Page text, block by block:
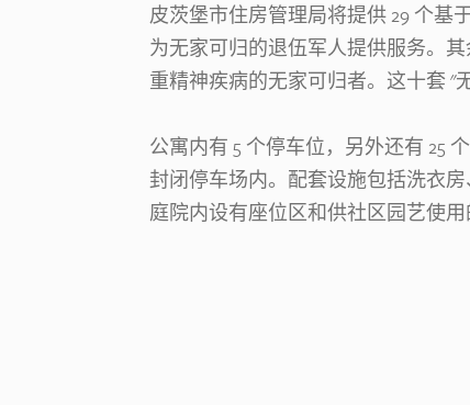
皮茨堡市住房管理局将提供 29 个基
为无家可归的退伍军人提供服务。
重精神疾病的无家可归者。这十套 "
公寓内有 5 个停车位，另外还有 25
封闭停车场内。配套设施包括洗衣房
庭院内设有座位区和供社区园艺使